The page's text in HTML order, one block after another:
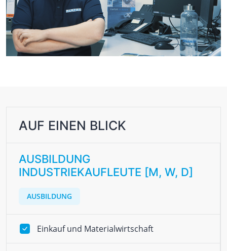
AUF EINEN BLICK
AUSBILDUNG
INDUSTRIEKAUFLEUTE [M, W, D]
AUSBILDUNG
Einkauf und Materialwirtschaft